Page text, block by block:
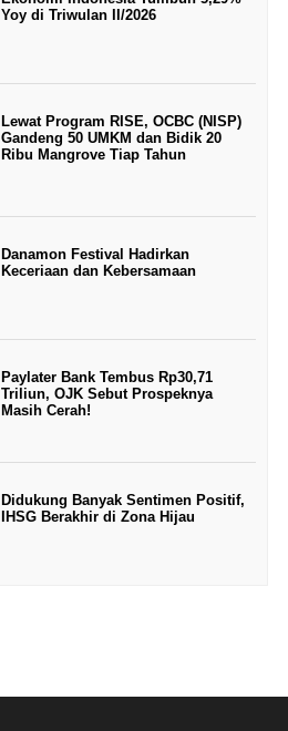
Yoy di Triwulan II/2026
Lewat Program RISE, OCBC (NISP)
Gandeng 50 UMKM dan Bidik 20
Ribu Mangrove Tiap Tahun
Danamon Festival Hadirkan
Keceriaan dan Kebersamaan
Paylater Bank Tembus Rp30,71
Triliun, OJK Sebut Prospeknya
Masih Cerah!
Didukung Banyak Sentimen Positif,
IHSG Berakhir di Zona Hijau